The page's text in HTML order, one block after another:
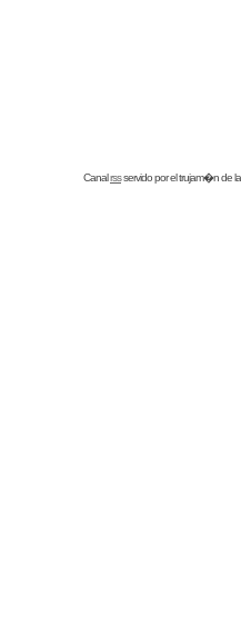
Canalrssservido por eltrujam�nde